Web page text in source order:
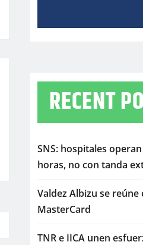
RECENT
SNS: hospitales
horas, no con tanda
Valdez Albizu se
MasterCard
TNR e IICA unen